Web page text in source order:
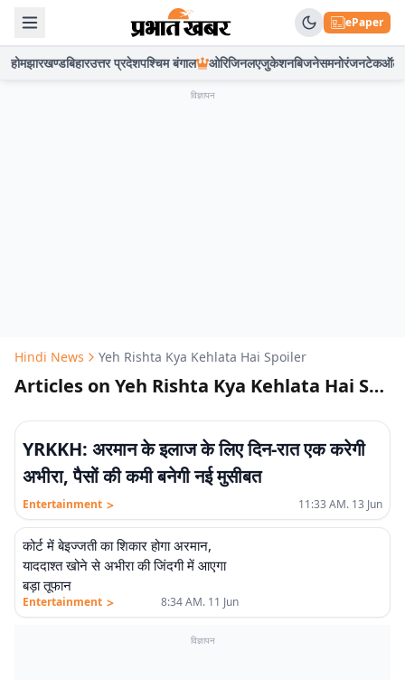
ePaper
होमझारखण्डबिहारउत्तर प्रदेशपश्चिम बंगाल ओरिजिनलएजुकेशनबिजनेसमनोरंजनटेकऑटो
विज्ञापन
Hindi News Yeh Rishta Kya Kehlata Hai Spoiler
Articles on Yeh Rishta Kya Kehlata Hai Spoiler
YRKKH: अरमान के इलाज के लिए दिन-रात एक करेगी
अभीरा, पैसों की कमी बनेगी नई मुसीबत
Entertainment > 11:33 AM. 13 Jun
कोर्ट में बेइज्जती का शिकार होगा अरमान,
याददाश्त खोने से अभीरा की जिंदगी में आएगा
बड़ा तूफान
Entertainment > 8:34 AM. 11 Jun
विज्ञापन